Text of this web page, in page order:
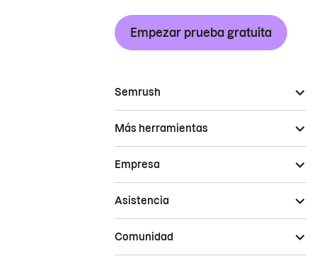
Empezar prueba gratuita
Semrush
Más herramientas
Empresa
Asistencia
Comunidad